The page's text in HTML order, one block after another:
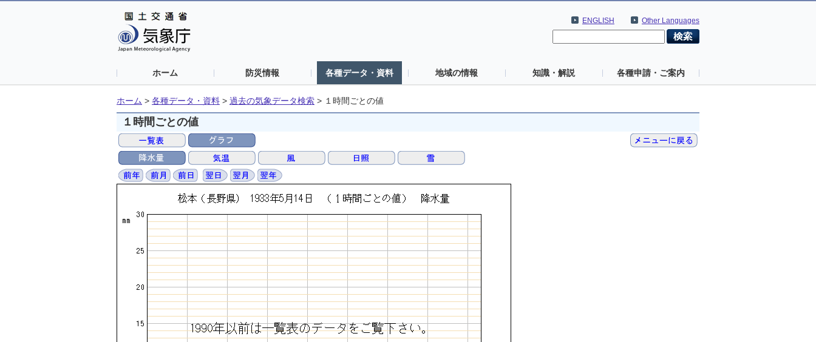
Other Languages
ENGLISH
ホーム 防災情報 各種データ・資料 地域の情報 知識・解説 各種申請・ご案内
ホーム > 各種データ・資料 > 過去の気象データ検索 > １時間ごとの値
１時間ごとの値